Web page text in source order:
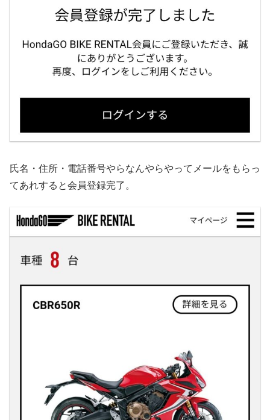
氏名・住所・電話番号やらなんやらやってメールをもらっ
てあれすると会員登録完了。